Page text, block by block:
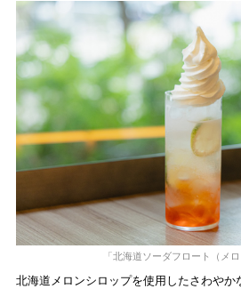
「北海道ソーダフロート（メ
北海道メロンシロップを使用したさわやか